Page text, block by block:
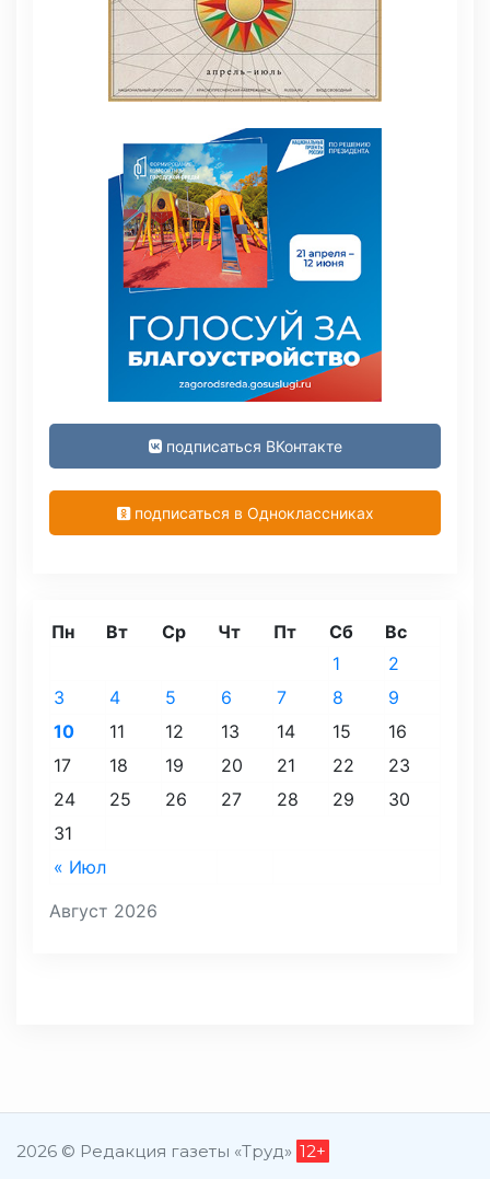
подписаться ВКонтакте
подписаться в Одноклассниках
Август 2026
Пн Вт Ср Чт Пт Сб Вс
« Июл
1
2
3
4 5 6 7 8
9
10
11 12 13 14 15
16
17
18 19 20 21 22
23
24
25 26 27 28 29
30
31
2026 © Редакция газеты «Труд» 12+